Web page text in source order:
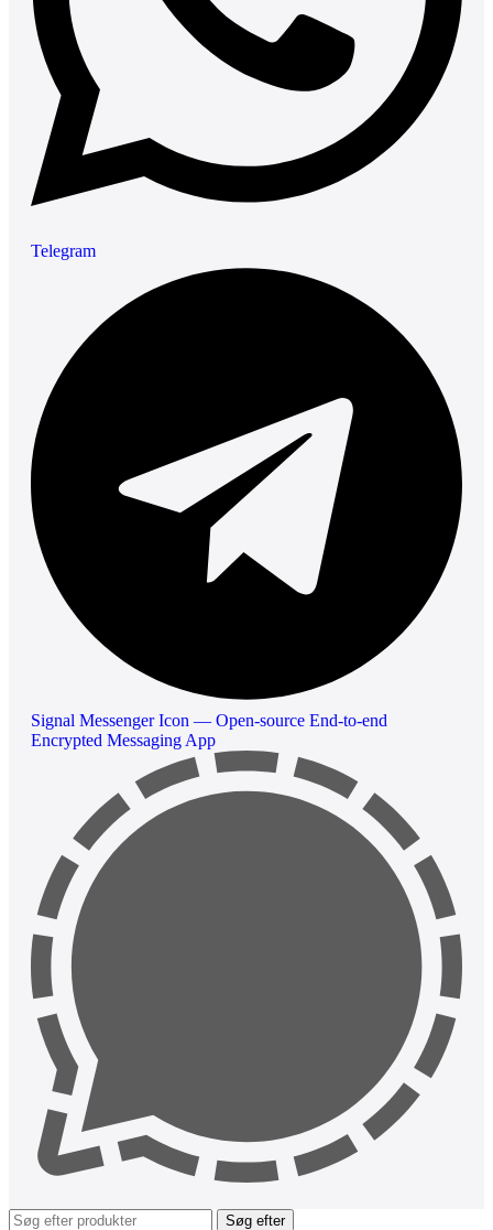
Telegram
Signal Messenger Icon — Open-source End-to-end
Encrypted Messaging App
Søg efter